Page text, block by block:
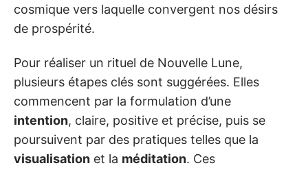
cosmique vers laquelle convergent nos désirs
de prospérité.
Pour réaliser un rituel de Nouvelle Lune,
plusieurs étapes clés sont suggérées. Elles
commencent par la formulation d’une
intention, claire, positive et précise, puis se
poursuivent par des pratiques telles que la
visualisation et la méditation. Ces